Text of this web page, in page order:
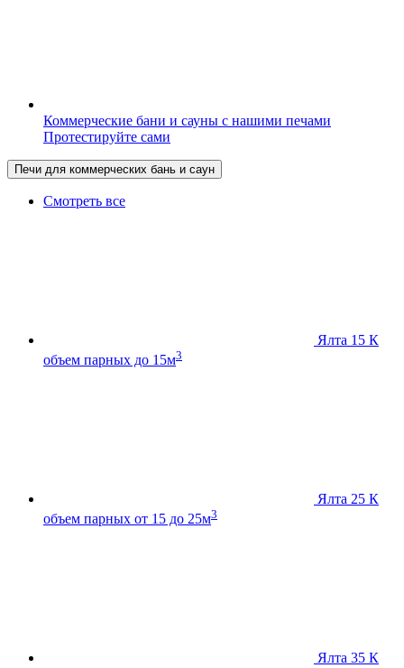
Коммерческие бани и сауны с нашими печами
Протестируйте сами
Печи для коммерческих бань и саун
Смотреть все
Ялта 15 К
объем парных до 15м3
Ялта 25 К
объем парных от 15 до 25м3
Ялта 35 К